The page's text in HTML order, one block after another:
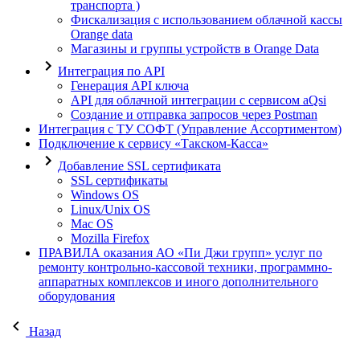
транспорта )
Фискализация с использованием облачной кассы
Orange data
Магазины и группы устройств в Orange Data
Интеграция по API
Генерация API ключа
API для облачной интеграции с сервисом aQsi
Создание и отправка запросов через Postman
Интеграция с ТУ СОФТ (Управление Ассортиментом)
Подключение к сервису «Такском-Касса»
Добавление SSL сертификата
SSL сертификаты
Windows OS
Linux/Unix OS
Mac OS
Mozilla Firefox
ПРАВИЛА оказания АО «Пи Джи групп» услуг по
ремонту контрольно-кассовой техники, программно-
аппаратных комплексов и иного дополнительного
оборудования
Назад